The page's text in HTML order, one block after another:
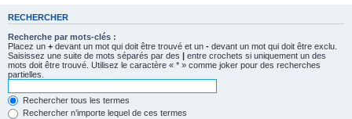
RECHERCHER
Recherche par mots-clés :
Placez un + devant un mot qui doit être trouvé et un - devant un mot qui doit être exclu.
Saisissez une suite de mots séparés par des | entre crochets si uniquement un des
mots doit être trouvé. Utilisez le caractère « * » comme joker pour des recherches
partielles.
Rechercher tous les termes
Rechercher n’importe lequel de ces termes